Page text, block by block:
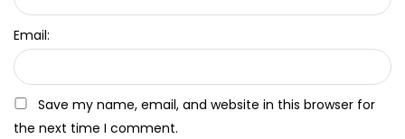
Email:
Save my name, email, and website in this browser for
the next time I comment.